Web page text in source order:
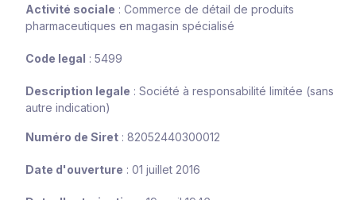
Activité sociale : Commerce de détail de produits
pharmaceutiques en magasin spécialisé
Code legal : 5499
Description legale : Société à responsabilité limitée (sans
autre indication)
Numéro de Siret : 82052440300012
Date d'ouverture : 01 juillet 2016